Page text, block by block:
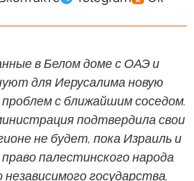
в Белом доме с ОАЭ и
для Иерусалима новую
с ближайшим соседом.
подтвердила свои
не будет, пока Израиль и
палестинского народа
независимого государства.